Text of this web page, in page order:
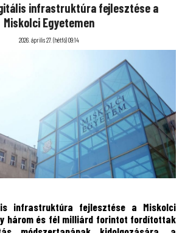
infrastruktúra fejlesztése a
Miskolci Egyetemen
2026. április 27. (hétfő) 09:14
infrastruktúra fejlesztése a Miskolci
három és fél milliárd forintot fordítottak